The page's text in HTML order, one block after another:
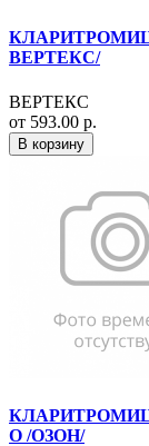
ВЕРТЕКС/
ВЕРТЕКС
от 593.00 р.
В корзину
О /ОЗОН/